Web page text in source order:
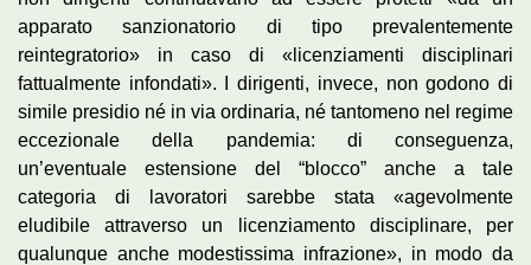
apparato sanzionatorio di tipo prevalentemente
reintegratorio» in caso di «licenziamenti disciplinari
fattualmente infondati». I dirigenti, invece, non godono di
simile presidio né in via ordinaria, né tantomeno nel regime
eccezionale della pandemia: di conseguenza,
un’eventuale estensione del “blocco” anche a tale
categoria di lavoratori sarebbe stata «agevolmente
eludibile attraverso un licenziamento disciplinare, per
qualunque anche modestissima infrazione», in modo da